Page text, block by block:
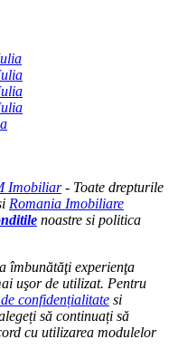
Imobiliar- Toate drepturile
Romania Imobiliare
noastre si politica
îmbunătăţi experienţa
uşor de utilizat. Pentru
confidențialitate si
să continuați să
cu utilizarea modulelor